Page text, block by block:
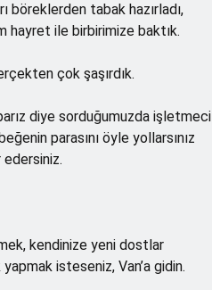
böreklerden tabak hazırladı,
hayret ile birbirimize baktık.
çok şaşırdık.
diye sorduğumuzda işletmeci
parasını öyle yollarsınız
edersiniz.
kendinize yeni dostlar
isteseniz, Van’a gidin.